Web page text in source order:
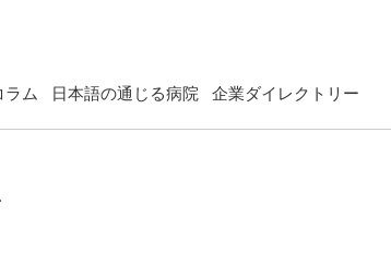
ラム 日本語の通じる病院 企業ダイレクトリー